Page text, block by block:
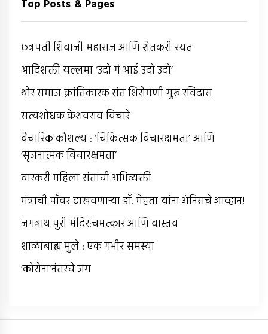
Top Posts & Pages
छत्रपती शिवाजी महाराज आणि शेतकरी रयत
आदिशक्ती यल्लमा ‘उदो गं आई उदो उदो’
थोर समाज क्रांतिकारक संत शिरोमणी गुरू रविदास
सत्यशोधक केशवराव विचारे
वैचारिक कौशल्य : ‘चिकित्सक विचारक्षमता’ आणि
‘सृजनात्मक विचारक्षमता’
वारकरी महिला संतांची अभिव्यक्ती
मंत्राची पॉवर दाखवणार्‍या डॉ. मेहता यांना अंनिसचे आव्हान!
जगन्नाथ पुरी मंदिर:चमत्कार आणि वास्तव
शाळाबाह्य मुले : एक गंभीर समस्या
‘कोरोना’नंतरचे जग